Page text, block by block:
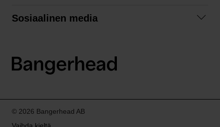
Tilausehdot
Sosiaalinen media
LinkedIn
© 2026 Bangerhead AB
Vaihda kieltä